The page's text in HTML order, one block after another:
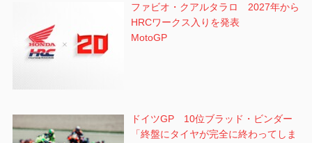
ファビオ・クアルタラロ 2027年から
HRCワークス入りを発表
MotoGP
ドイツGP 10位ブラッド・ビンダー
「終盤にタイヤが完全に終わってしま